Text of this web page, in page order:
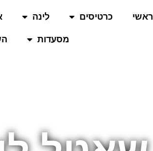
ראשי כרטיסים לינה
מסעדות